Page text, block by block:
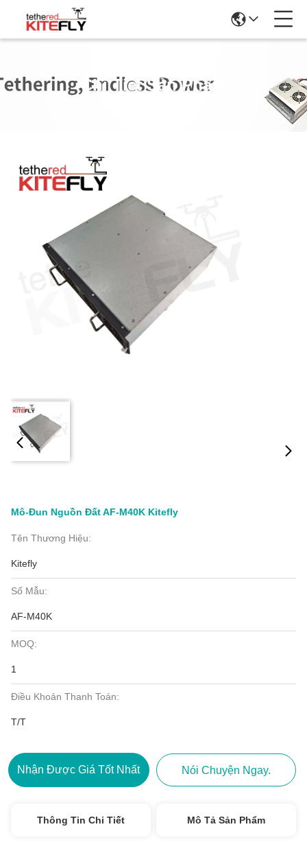
Chi Tiết Sản Phẩm
Mô-Đun Nguồn Đất AF-M40K Kitefly
Tên Thương Hiệu:
Kitefly
Số Mẫu:
AF-M40K
MOQ:
1
Điều Khoản Thanh Toán:
T/T
Nhận Được Giá Tốt Nhất Nói Chuyện Ngay.
Thông Tin Chi Tiết Mô Tả Sản Phẩm